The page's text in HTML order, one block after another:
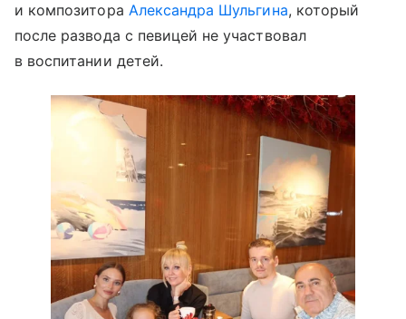
и композитора Александра Шульгина, который
после развода с певицей не участвовал
в воспитании детей.